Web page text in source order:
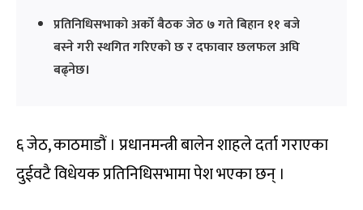
प्रतिनिधिसभाको अर्को बैठक जेठ ७ गते बिहान ११ बजे
बस्ने गरी स्थगित गरिएको छ र दफावार छलफल अघि
बढ्नेछ।
६ जेठ, काठमाडौं । प्रधानमन्त्री बालेन शाहले दर्ता गराएका
दुईवटै विधेयक प्रतिनिधिसभामा पेश भएका छन् ।